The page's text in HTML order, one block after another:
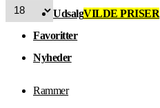
UdsalgVILDE PRISER
Favoritter
Nyheder
Rammer